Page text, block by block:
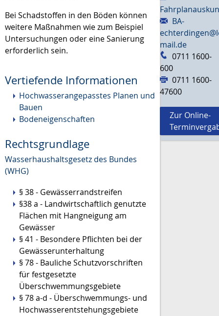
Bei Schadstoffen in den Böden können
weitere Maßnahmen wie zum Beispiel
Untersuchungen oder eine Sanierung
erforderlich sein.
Vertiefende Informationen
Hochwasserangepasstes Planen und
Bauen
Bodeneigenschaften
Rechtsgrundlage
Wasserhaushaltsgesetz des Bundes
(WHG)
§ 38 - Gewässerrandstreifen
§38 a - Landwirtschaftlich genutzte
Flächen mit Hangneigung am
Gewässer
§ 41 - Besondere Pflichten bei der
Gewässerunterhaltung
§ 78 - Bauliche Schutzvorschriften
für festgesetzte
Überschwemmungsgebiete
§ 78 a-d - Überschwemmungs- und
Hochwasserentstehungsgebiete
BA-
mail.de
0711 1600-
600
0711 1600-
47600
Zur Online-